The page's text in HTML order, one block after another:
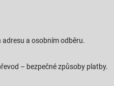
a osobním odběru.
– bezpečné způsoby platby.